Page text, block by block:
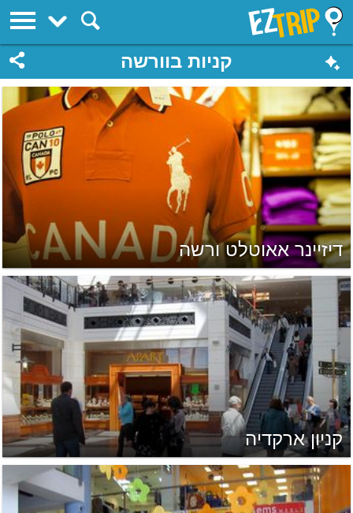
EZTrip
קניות בוורשה
דיזיינר אאוטלט ורשה
קניון ארקדיה